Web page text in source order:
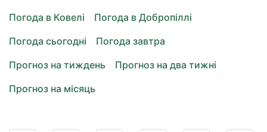
Погода в Ковелі
Погода в Добропіллі
Погода сьогодні
Погода завтра
Прогноз на тиждень
Прогноз на два тижні
Прогноз на місяць